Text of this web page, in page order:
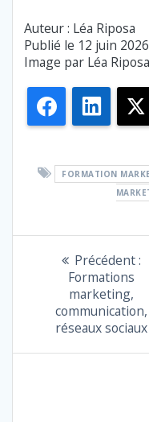
Auteur : Léa Riposa
Publié le 12 juin
Image par Léa
Facebook
FORMATION
NAVIGATION
L’ARTICLE
Précédent :
Formations
marketing,
communication,
réseaux sociaux